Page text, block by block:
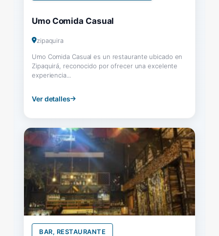
Umo Comida Casual
zipaquira
Umo Comida Casual es un restaurante ubicado en
Zipaquirá, reconocido por ofrecer una excelente
experiencia...
Ver detalles
BAR, RESTAURANTE